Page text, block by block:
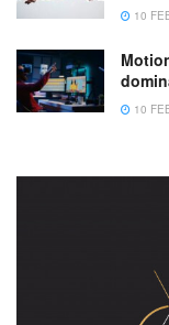
10
10